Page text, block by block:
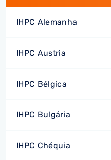
IHPC Alemanha
IHPC Austria
IHPC Bélgica
IHPC Bulgária
IHPC Chéquia